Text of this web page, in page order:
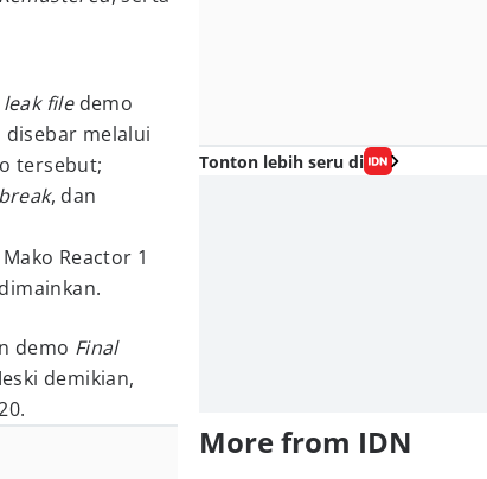
leak filedemo
melalui
tersebut;
, dan
Reactor 1
demo Final
demikian,
Tonton lebih seru di
More from IDN